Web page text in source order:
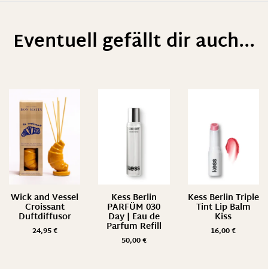
Eventuell gefällt dir auch...
Wick and Vessel
Croissant
Duftdiffusor
24,95€
Kess Berlin
PARFÜM 030
Day | Eau de
Parfum Refill
50,00€
Kess Berlin Triple
Tint Lip Balm
Kiss
16,00€